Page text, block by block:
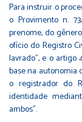
Para instruir o
o Provimento n.
prenome, do
ofício do Registro
lavrado”, e o artigo
base na autonomia
o registrador do
identidade
ambos”.